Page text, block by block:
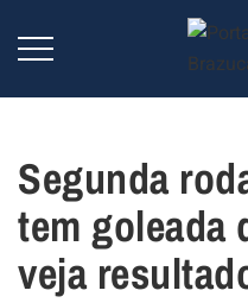
Segunda
tem goleada
veja